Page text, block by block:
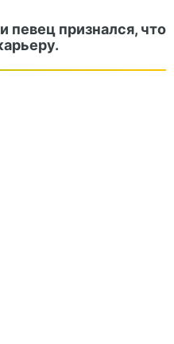
певец признался, что